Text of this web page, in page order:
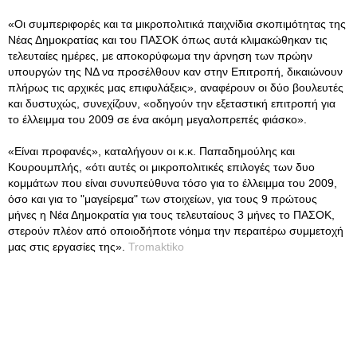
«Οι συμπεριφορές και τα μικροπολιτικά παιχνίδια σκοπιμότητας της
Νέας Δημοκρατίας και του ΠΑΣΟΚ όπως αυτά κλιμακώθηκαν τις
τελευταίες ημέρες, με αποκορύφωμα την άρνηση των πρώην
υπουργών της ΝΔ να προσέλθουν καν στην Επιτροπή, δικαιώνουν
πλήρως τις αρχικές μας επιφυλάξεις», αναφέρουν οι δύο βουλευτές
και δυστυχώς, συνεχίζουν, «οδηγούν την εξεταστική επιτροπή για
το έλλειμμα του 2009 σε ένα ακόμη μεγαλοπρεπές φιάσκο».
«Είναι προφανές», καταλήγουν οι κ.κ. Παπαδημούλης και
Κουρουμπλής, «ότι αυτές οι μικροπολιτικές επιλογές των δυο
κομμάτων που είναι συνυπεύθυνα τόσο για το έλλειμμα του 2009,
όσο και για το "μαγείρεμα" των στοιχείων, για τους 9 πρώτους
μήνες η Νέα Δημοκρατία για τους τελευταίους 3 μήνες το ΠΑΣΟΚ,
στερούν πλέον από οποιοδήποτε νόημα την περαιτέρω συμμετοχή
μας στις εργασίες της». Tromaktiko